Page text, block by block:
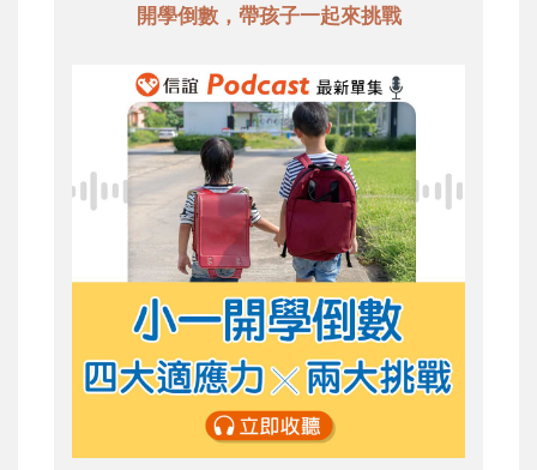
開學倒數，帶孩子一起來挑戰